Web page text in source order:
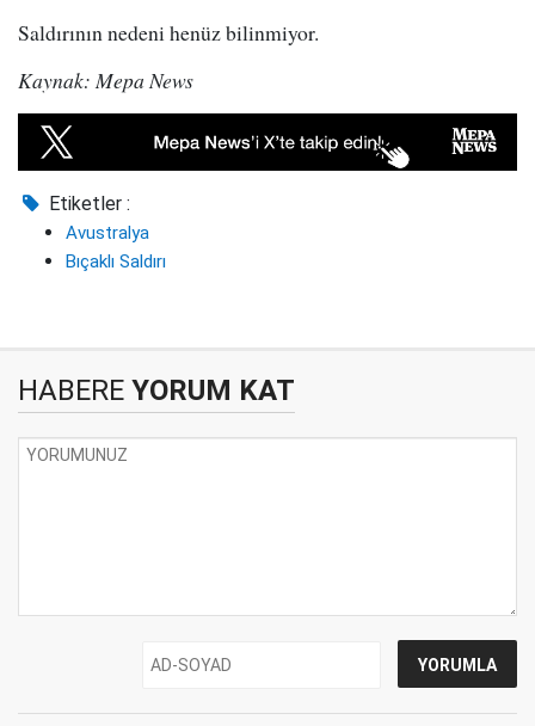
Saldırının nedeni henüz bilinmiyor.
Kaynak: Mepa News
Etiketler :
Avustralya
Bıçaklı Saldırı
HABERE YORUM KAT